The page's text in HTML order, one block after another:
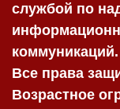
службой по
коммуникаций.
Все права
Возрастное